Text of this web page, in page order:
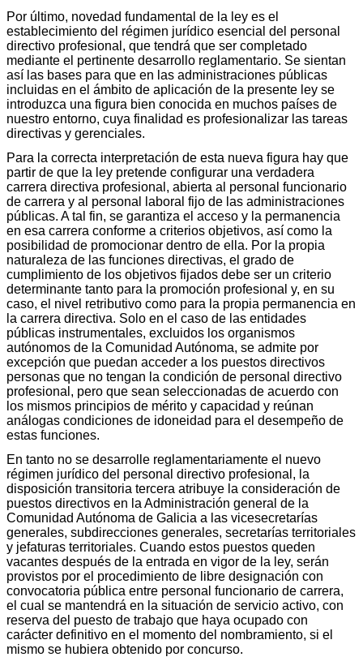
Por último, novedad fundamental de la ley es el
establecimiento del régimen jurídico esencial del personal
directivo profesional, que tendrá que ser completado
mediante el pertinente desarrollo reglamentario. Se sientan
así las bases para que en las administraciones públicas
incluidas en el ámbito de aplicación de la presente ley se
introduzca una figura bien conocida en muchos países de
nuestro entorno, cuya finalidad es profesionalizar las tareas
directivas y gerenciales.
Para la correcta interpretación de esta nueva figura hay que
partir de que la ley pretende configurar una verdadera
carrera directiva profesional, abierta al personal funcionario
de carrera y al personal laboral fijo de las administraciones
públicas. A tal fin, se garantiza el acceso y la permanencia
en esa carrera conforme a criterios objetivos, así como la
posibilidad de promocionar dentro de ella. Por la propia
naturaleza de las funciones directivas, el grado de
cumplimiento de los objetivos fijados debe ser un criterio
determinante tanto para la promoción profesional y, en su
caso, el nivel retributivo como para la propia permanencia en
la carrera directiva. Solo en el caso de las entidades
públicas instrumentales, excluidos los organismos
autónomos de la Comunidad Autónoma, se admite por
excepción que puedan acceder a los puestos directivos
personas que no tengan la condición de personal directivo
profesional, pero que sean seleccionadas de acuerdo con
los mismos principios de mérito y capacidad y reúnan
análogas condiciones de idoneidad para el desempeño de
estas funciones.
En tanto no se desarrolle reglamentariamente el nuevo
régimen jurídico del personal directivo profesional, la
disposición transitoria tercera atribuye la consideración de
puestos directivos en la Administración general de la
Comunidad Autónoma de Galicia a las vicesecretarías
generales, subdirecciones generales, secretarías territoriales
y jefaturas territoriales. Cuando estos puestos queden
vacantes después de la entrada en vigor de la ley, serán
provistos por el procedimiento de libre designación con
convocatoria pública entre personal funcionario de carrera,
el cual se mantendrá en la situación de servicio activo, con
reserva del puesto de trabajo que haya ocupado con
carácter definitivo en el momento del nombramiento, si el
mismo se hubiera obtenido por concurso.